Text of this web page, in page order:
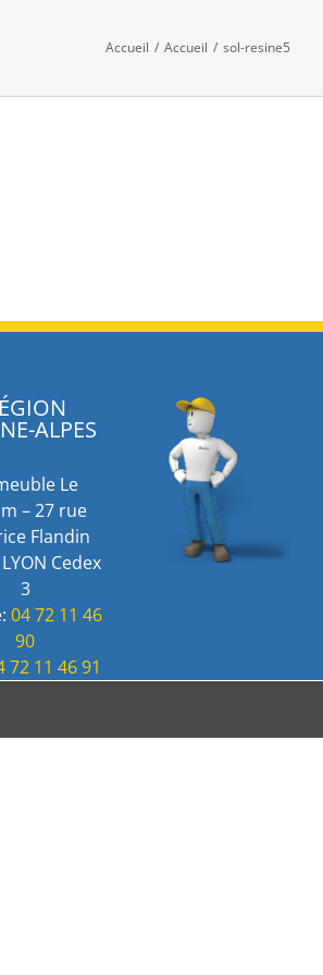
Accueil / Accueil / sol-resine5
ALPES
Le
– 27 rue
Flandin
Cedex
3
04 72 11 46
90
72 11 46 91